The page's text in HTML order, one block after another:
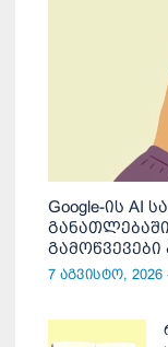
Google-ის AI
7 აგვისტო, 2026